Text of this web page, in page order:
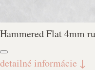
Hammered Flat 4mm
detailné informácie ↓